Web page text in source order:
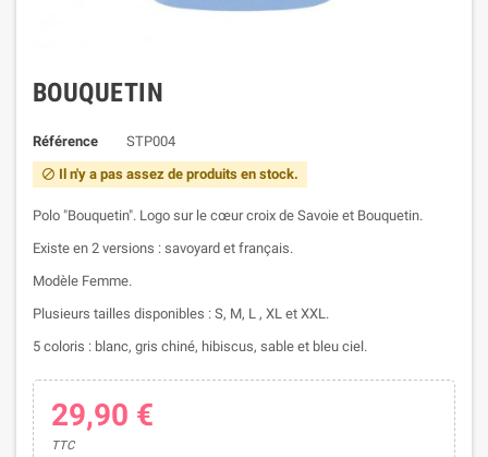
BOUQUETIN
Référence STP004
 Il n'y a pas assez de produits en stock.
Polo "Bouquetin". Logo sur le cœur croix de Savoie et Bouquetin.
Existe en 2 versions : savoyard et français.
Modèle Femme.
Plusieurs tailles disponibles : S, M, L , XL et XXL.
5 coloris : blanc, gris chiné, hibiscus, sable et bleu ciel.
29,90 €
TTC